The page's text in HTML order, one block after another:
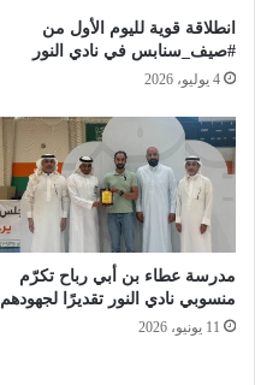
انطلاقة قوية لليوم الأول من
#صيف_سنابس في نادي النور
4 يوليو، 2026
مدرسة عطاء بن أبي رباح تكرّم
منسوبي نادي النور تقديرًا لجهودهم
11 يونيو، 2026